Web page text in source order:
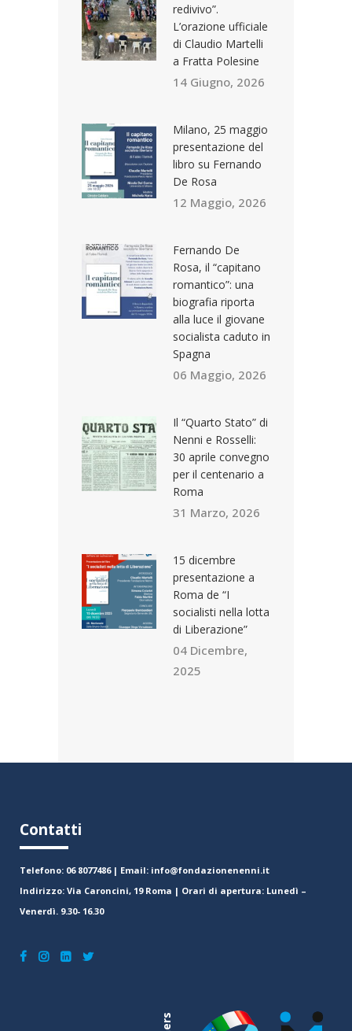
redivivo”.
L’orazione ufficiale
di Claudio Martelli
a Fratta Polesine
14 Giugno, 2026
Milano, 25 maggio
presentazione del
libro su Fernando
De Rosa
12 Maggio, 2026
Fernando De
Rosa, il “capitano
romantico”: una
biografia riporta
alla luce il giovane
socialista caduto in
Spagna
06 Maggio, 2026
Il “Quarto Stato” di
Nenni e Rosselli:
30 aprile convegno
per il centenario a
Roma
31 Marzo, 2026
15 dicembre
presentazione a
Roma de “I
socialisti nella lotta
di Liberazione”
04 Dicembre,
2025
Contatti
Telefono: 06 8077486 | Email: info@fondazionenenni.it
Indirizzo: Via Caroncini, 19 Roma | Orari di apertura: Lunedì –
Venerdì. 9.30- 16.30